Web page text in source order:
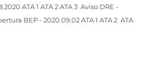
ATA 1 ATA 2 ATA 3 Aviso DRE -
BEP - 2020.09.02 ATA 1 ATA 2 ATA